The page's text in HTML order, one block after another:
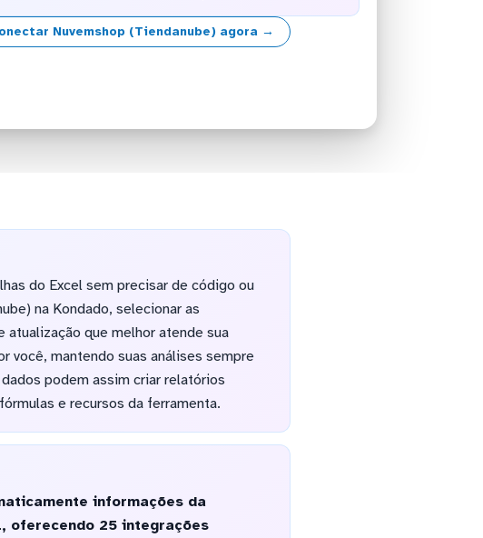
Nuvemshop (Tiendanube) agora →
do Excel sem precisar de código ou
na Kondado, selecionar as
que melhor atende sua
você, mantendo suas análises sempre
podem assim criar relatórios
e recursos da ferramenta.
informações da
oferecendo 25 integrações